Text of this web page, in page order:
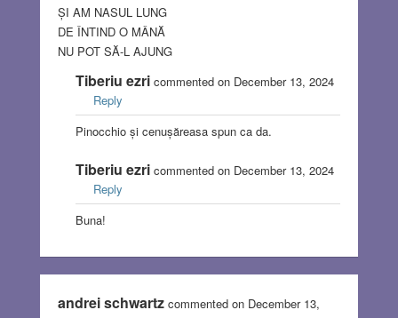
ȘI AM NASUL LUNG
DE ÎNTIND O MÂNĂ
NU POT SĂ-L AJUNG
Tiberiu ezricommented on December 13, 2024
Reply
Pinocchio și cenușăreasa spun ca da.
Tiberiu ezricommented on December 13, 2024
Reply
Buna!
andrei schwartzcommented on December 13,